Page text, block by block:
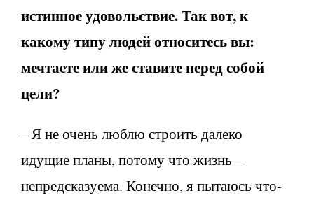
истинное удовольствие. Так вот, к
какому типу людей относитесь вы:
мечтаете или же ставите перед собой
цели?
– Я не очень люблю строить далеко
идущие планы, потому что жизнь –
непредсказуема. Конечно, я пытаюсь что-